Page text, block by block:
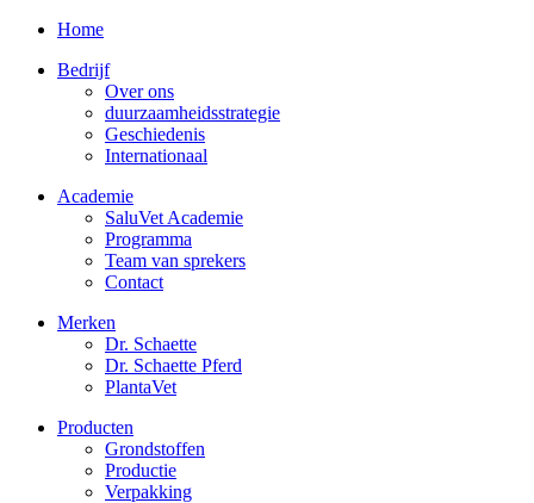
Home
Bedrijf
Over ons
duurzaamheidsstrategie
Geschiedenis
Internationaal
Academie
SaluVet Academie
Programma
Team van sprekers
Contact
Merken
Dr. Schaette
Dr. Schaette Pferd
PlantaVet
Producten
Grondstoffen
Productie
Verpakking